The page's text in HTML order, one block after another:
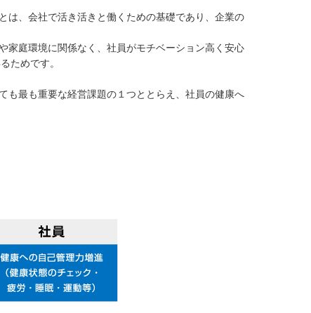
は、会社で活き活きと働くための基礎であり、企業の
家庭環境に関係なく、社員がモチベーション高く安心
ためです。
も最も重要な経営課題の１つととらえ、社員の健康へ